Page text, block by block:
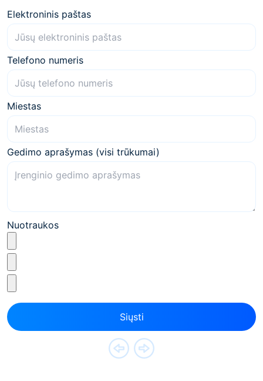
Elektroninis paštas
Telefono numeris
Miestas
Gedimo aprašymas (visi trūkumai)
Nuotraukos